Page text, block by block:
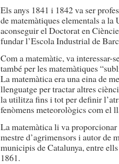
Els anys 1841 i 1842 va ser
de matemàtiques elementals a
aconseguir el Doctorat en
fundar l’Escola Industrial de
Com a matemàtic, va interessar-
també per les matemàtiques
La matemàtica era una eina de
llenguatge per tractar altres
la utilitza fins i tot per definir
fenòmens meteorològics com el
La matemàtica li va proporcionar
mestre d’agrimensors i autor de
municipis de Catalunya, entre
1861.